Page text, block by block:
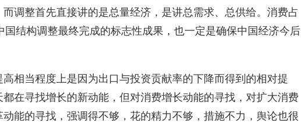
调整首先直接讲的是总量经济，是讲总需求、总供给。消费占
国结构调整最终完成的标志性成果，也一定是确保中国经济今后
相当程度上是因为出口与投资贡献率的下降而得到的相对提
在寻找增长的新动能，但对消费增长动能的寻找，对扩大消费
能的寻找，强调得不够，花的精力不够，措施不力，舆论也很